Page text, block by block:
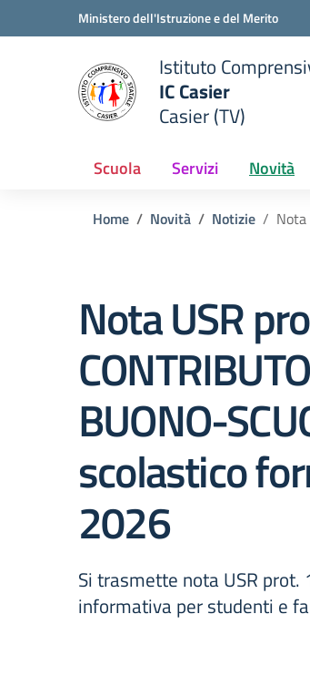
Vai ai contenuti
Vai al menu di navigazioneMinistero dell'Istruzione e del Merito
della scuola
Istituto
IC Casier
Casier (TV)
Scuola Servizi Novità
Home Novità Notizie
Nota USR
BUONO-
scolastico
2026
Si trasmette nota USR
informativa per studenti e